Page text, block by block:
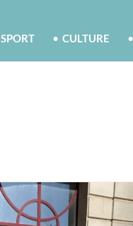
SPORT CULTURE